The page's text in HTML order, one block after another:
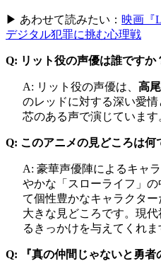
▶ あわせて読みたい： 映画『
デジタル犯罪に挑む心理戦
Q: リット役の声優は誰ですか
A: リット役の声優は、 高
のレッドに対する深い愛
芯のある声で演じています
Q: このアニメの見どころは何
A: 豪華声優陣によるキャ
やかな「スローライフ」
て個性豊かなキャラクタ
大きな見どころです。現
るきっかけを与えてくれま
Q: 『真の仲間じゃないと勇